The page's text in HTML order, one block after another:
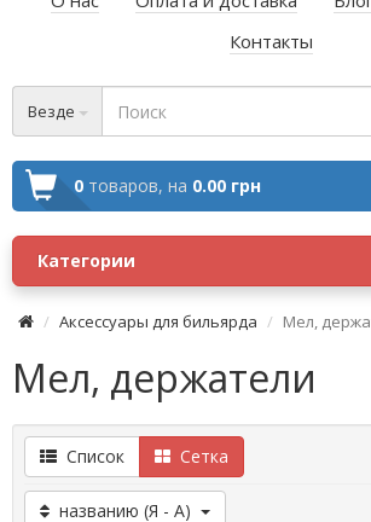
Контакты
Везде
0 товаров, на 0.00 грн
Категории
Аксессуары для бильярда Мел,
Мел, держатели
Список Сетка
названию (Я - А)